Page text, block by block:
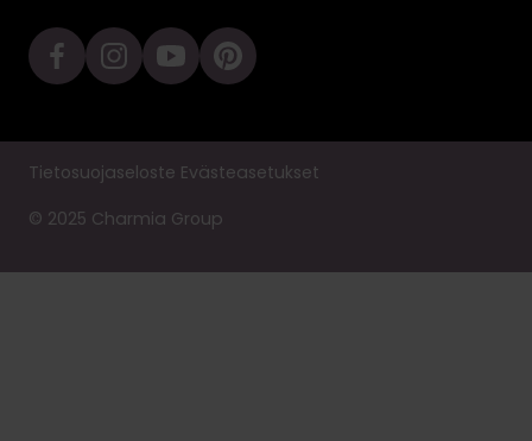
Tietosuojaseloste Evästeasetukset
© 2025 Charmia Group